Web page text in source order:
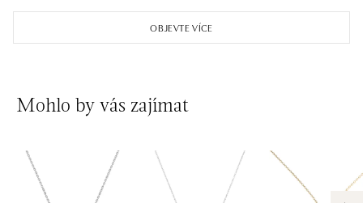
OBJEVTE VÍCE
Mohlo by vás zajímat